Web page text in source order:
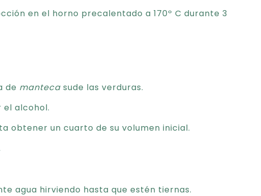
en el horno precalentado a 170º C durante 3
de manteca sude las verduras.
el alcohol.
obtener un cuarto de su volumen inicial.
agua hirviendo hasta que estén tiernas.